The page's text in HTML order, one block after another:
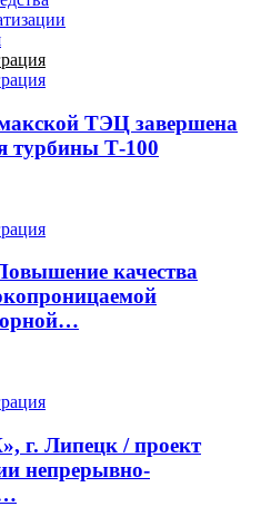
ТЭЦ завершена
турбины Т-100
качества
Липецк / проект
непрерывно-